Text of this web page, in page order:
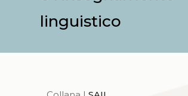
linguistico